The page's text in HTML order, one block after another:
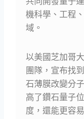
機科學、工程
域。
以美國芝加哥
團隊，宣布找
石薄膜改變分
高了鑽石量子
度，還能更容